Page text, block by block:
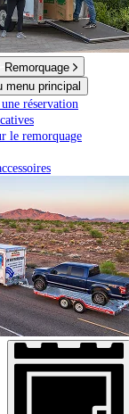
Remorquage
menu principal
réservation
le remorquage